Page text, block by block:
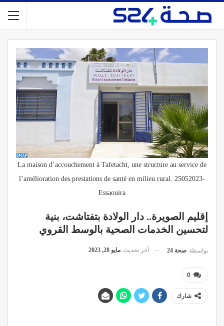
La maison d’accouchement à Tafetacht, une structure au service de
l’amélioration des prestations de santé en milieu rural. 25052023-
Essaouira
إقليم الصويرة.. دار الولادة بتفتاشت، بنية
لتحسين الخدمات الصحية بالوسط القروي
بواسطة صحة 24 آخر تحديث مايو 28, 2023
0
شارك